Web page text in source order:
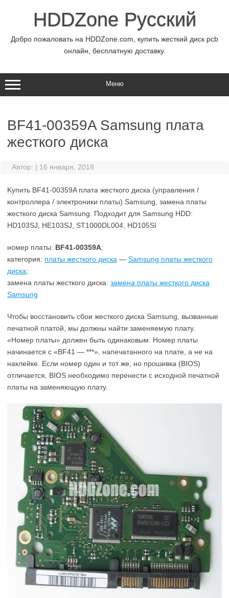
содержимомуHDDZone Русский
Добро пожаловать на HDDZone.com, купить жесткий диск pcb
онлайн, бесплатную доставку.
Меню
BF41-00359A Samsung плата
жесткого диска
Автор: | 16 января, 2018
Kупить BF41-00359A плата жесткого диска (управления /
контроллера / электроники платы) Samsung, замена платы
жесткого диска Samsung. Подходит для Samsung HDD:
HD103SJ, HE103SJ, ST1000DL004, HD105SI
номер платы: BF41-00359A;
категория: платы жесткого диска — Samsung платы жесткого
диска;
замена платы жесткого диска: замена платы жесткого диска
Samsung
Чтобы восстановить сбои жесткого диска Samsung, вызванные
печатной платой, мы должны найти заменяемую плату.
«Номер платы» должен быть одинаковым. Номер платы
начинается с «BF41 — ***», напечатанного на плате, а не на
наклейке. Если номер один и тот же, но прошивка (BIOS)
отличается, BIOS необходимо перенести с исходной печатной
платы на заменяющую плату.